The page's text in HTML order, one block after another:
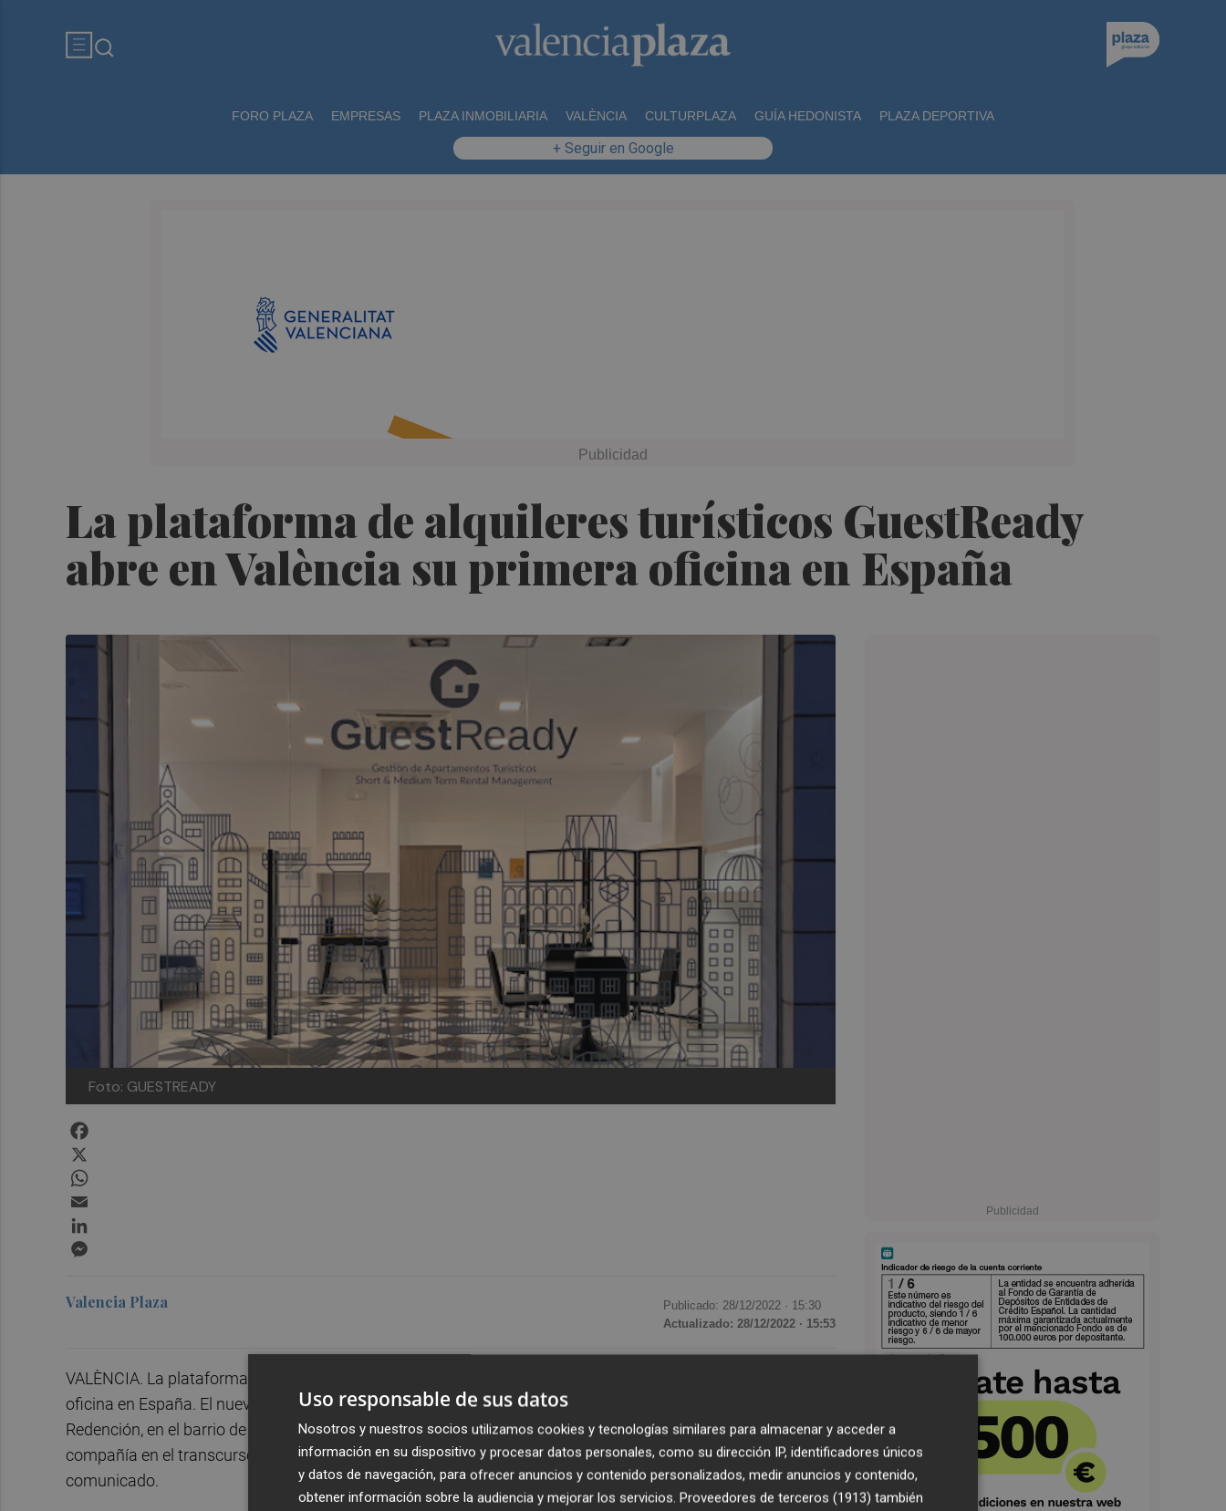
FORO PLAZA EMPRESAS PLAZA INMOBILIARIA VALÈNCIA CULTURPLAZA GUÍA HEDONISTA PLAZA DEPORTIVA
+ Seguir en Google
La plataforma de alquileres turísticos GuestReady
abre en València su primera oficina en España
Foto: GUESTREADY
Valencia Plaza Publicado: 28/12/2022 · 15:30
Actualizado: 28/12/2022 · 15:53
VALÈNCIA. La plataforma de alquileres turísticos
oficina en España. El nuevo centro de operaciones de la compañía se encuentra ubicado en la calle
Redención, en el barrio de Ruzafa. Con esta apertura, sumará 30 nuevos empleados al equipo global de la
compañía en el transcurso de los primeros meses de 2023, según ha informado la empresa en un
comunicado.
Uso responsable de sus datos
Nosotros y nuestros socios utilizamos cookies y tecnologías similares para almacenar y acceder a
información en su dispositivo y procesar datos personales, como su dirección IP, identificadores únicos
y datos de navegación, para ofrecer anuncios y contenido personalizados, medir anuncios y contenido,
obtener información sobre la audiencia y mejorar los servicios. Proveedores de terceros (1913) también